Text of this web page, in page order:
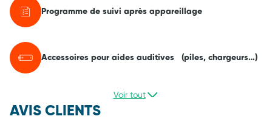
Programme de suivi après appareillage
Accessoires pour aides auditives (piles, chargeurs…)
Voir tout
AVIS CLIENTS